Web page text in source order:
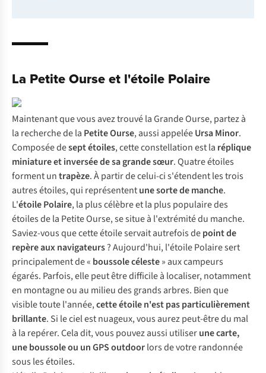
La Petite Ourse et l'étoile Polaire
Maintenant que vous avez trouvé la Grande Ourse, partez à
la recherche de la Petite Ourse, aussi appeléeUrsa Minor.
Composée desept étoiles, cette constellation est la réplique
miniature et inversée de sa grande sœur. Quatre étoiles
forment untrapèze. À partir de celui-ci s'étendent les trois
autres étoiles, qui représententune sorte de manche.
L'étoile Polaire, la plus célèbre et la plus populaire des
étoiles de la Petite Ourse, se situe à l'extrémité du manche.
Saviez-vous que cette étoile servait autrefois depoint de
repère aux navigateurs? Aujourd'hui, l'étoile Polaire sert
principalement de « boussole céleste» aux campeurs
égarés. Parfois, elle peut être difficile à localiser, notamment
en montagne ou au milieu des grands arbres. Bien que
visible toute l'année,cette étoile n'est pas particulièrement
brillante. Si le ciel est nuageux, vous aurez peut-être du mal
à la repérer. Cela dit, vous pouvez aussi utiliserune carte,
une boussole ou un GPS outdoorlors de votre randonnée
sous les étoiles.